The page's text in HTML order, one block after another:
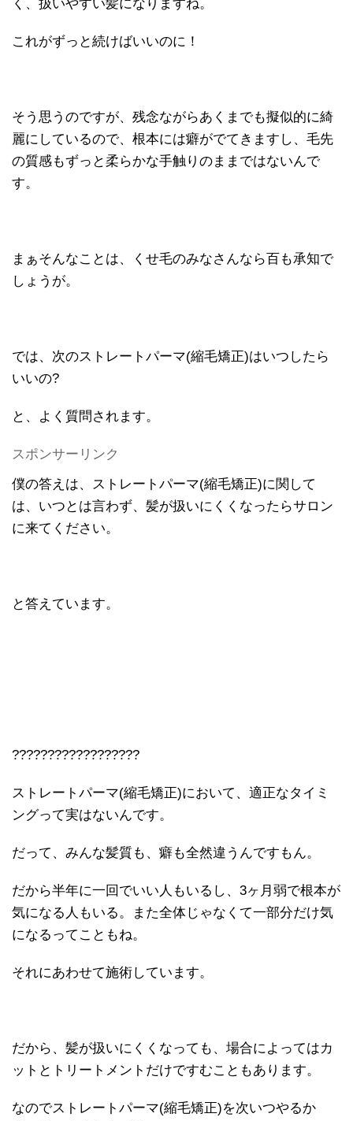
く、扱いやすい髪になりますね。
これがずっと続けばいいのに！
そう思うのですが、残念ながらあくまでも擬似的に綺
麗にしているので、根本には癖がでてきますし、毛先
の質感もずっと柔らかな手触りのままではないんで
す。
まぁそんなことは、くせ毛のみなさんなら百も承知で
しょうが。
では、次のストレートパーマ(縮毛矯正)はいつしたら
いいの?
と、よく質問されます。
スポンサーリンク
僕の答えは、ストレートパーマ(縮毛矯正)に関して
は、いつとは言わず、髪が扱いにくくなったらサロン
に来てください。
と答えています。
??????????????????
ストレートパーマ(縮毛矯正)において、適正なタイミ
ングって実はないんです。
だって、みんな髪質も、癖も全然違うんですもん。
だから半年に一回でいい人もいるし、3ヶ月弱で根本が
気になる人もいる。また全体じゃなくて一部分だけ気
になるってこともね。
それにあわせて施術しています。
だから、髪が扱いにくくなっても、場合によってはカ
ットとトリートメントだけですむこともあります。
なのでストレートパーマ(縮毛矯正)を次いつやるか